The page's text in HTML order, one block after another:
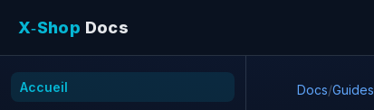
X‑Shop Docs
Accueil Docs/Guides